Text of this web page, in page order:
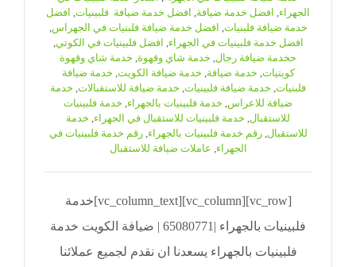
الجهراء افضل خدمة ضيافة افضل خدمة ضيافة فلبينيات افضل
خدمة ضيافة فلبنيات افضل خدمة ضيافة فلبنيات في الجهراس
افضل خدمة فلبينيات في الجهراء افضل فلبينيات في الكوتي
حخدمة ضيافة رجال خدمة شاي وقهوة خدمة شاي وقهوة
كويتيات خدمة ضيافة خدمة ضيافة الكويت خدمة ضيافة
فلبنيات خدمة ضيافة فلبينيات خدمة ضيافة للاستقبالات خدمة
ضيافة للاعراس خدمة فلبينيات بالجهراء خدمة فلبينيات
للاستقبال خدمة فلبينيات للاستقبال في الجهراء خدمة
للاستقبال ,رقم خدمة فلبينيات بالجهراء ,رقم خدمة فلبينيات في
الجهراء عاملات ضيافة للاستقبال
[vc_row][vc_column][vc_column_text]خدمة
فلبينيات بالجهراء |65080771 | ضيافة الكويت خدمة
فلبينيات بالجهراء يسعدنا ان نقدم لجميع عملائنا